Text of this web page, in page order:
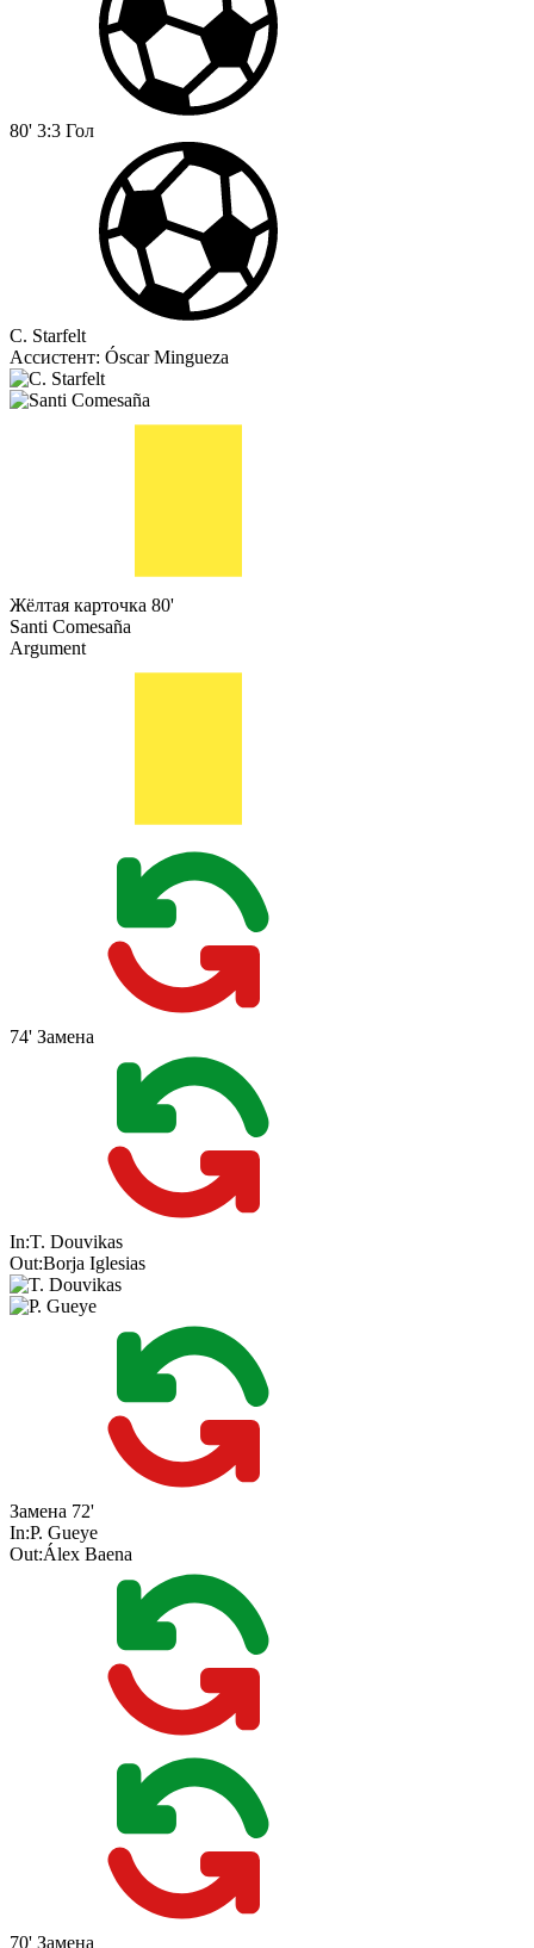
80' 3:3 Гол
C. Starfelt
Ассистент: Óscar Mingueza
Жёлтая карточка 80'
Santi Comesaña
Argument
74' Замена
In:T. Douvikas
Out:Borja Iglesias
Замена 72'
In:P. Gueye
Out:Álex Baena
70' Замена